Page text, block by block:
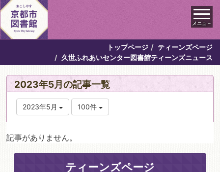
メニュ－
トップページ
ティーンズページ
久世ふれあいセンター図書館ティーンズニュース
2023年5月の記事一覧
2023年5月 100件
記事がありません。
ティーンズページ